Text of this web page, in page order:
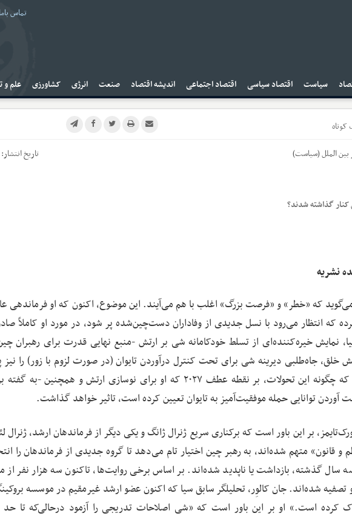
تماس باما
سیاست اقتصاد سیاسی اقتصاد اجتماعی اندیشه اقتصاد صنعت انرژی کشاورزی علم و
کوتاه
بین الملل (سیاست) تاریخ انتشار:
کنار گذاشته شدند؟
نشریه
که «خطر» و «فرصت بزرگ» اغلب با هم می‌آیند. این موضوع، اکنون که او فرماندهی
که انتظار می‌رود با نسل جدیدی از وفاداران دست‌چین‌شده پر شود، در مورد او کاملاً
نمایش خیره‌کننده‌ای از تسلط خودکامانه شی بر ارتش -منبع نهایی قدرت برای رهبران
جاه‌طلبی دیرینه شی برای تحت کنترل درآوردن تایوان (در صورت لزوم با زور) را
نگرانی مبرم شی این است که چگونه این تحولات، بر نقطه عطف ۲۰۲۷ که او برای نوسازی ارتش و
آوردن توانایی حمله موفقیت‌آمیز به تایوان تعیین کرده است، تاثیر خواهد گذاشت.
بر این باور است که برکناری سریع ژنرال ژانگ و یکی دیگر از فرماندهان ارشد، ژنرال
متهم شده‌اند، به رهبر چین اختیار تام می‌دهد تا گروه جدیدی از فرماندهان را
سال گذشته، بازداشت یا ناپدید شده‌اند. بر اساس برخی روایت‌ها، تاکنون سه هزار نفر از
تصفیه شده‌اند. جان کالوِر، تحلیلگر سابق سیا که اکنون عضو ارشد غیرمقیم در موسسه
است.» او بر این باور است که «شی اصلاحات تدریجی را آزمود درحالی‌که تا حد